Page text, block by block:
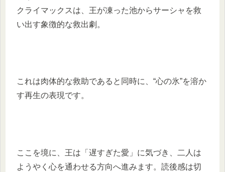
クライマックスは、王が凍った池からサーシャを救
い出す象徴的な救出劇。
これは肉体的な救助であると同時に、“心の氷”を溶か
す再生の表現です。
ここを境に、王は「遅すぎた愛」に気づき、二人は
ようやく心を通わせる方向へ進みます。読後感は切